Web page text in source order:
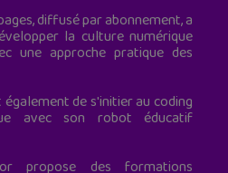
diffusé par abonnement, a
la culture numérique
une approche pratique des
de s'initier au coding
avec son robot éducatif
propose des formations